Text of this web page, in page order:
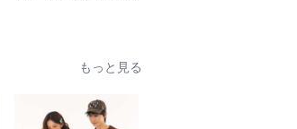
もっと見る